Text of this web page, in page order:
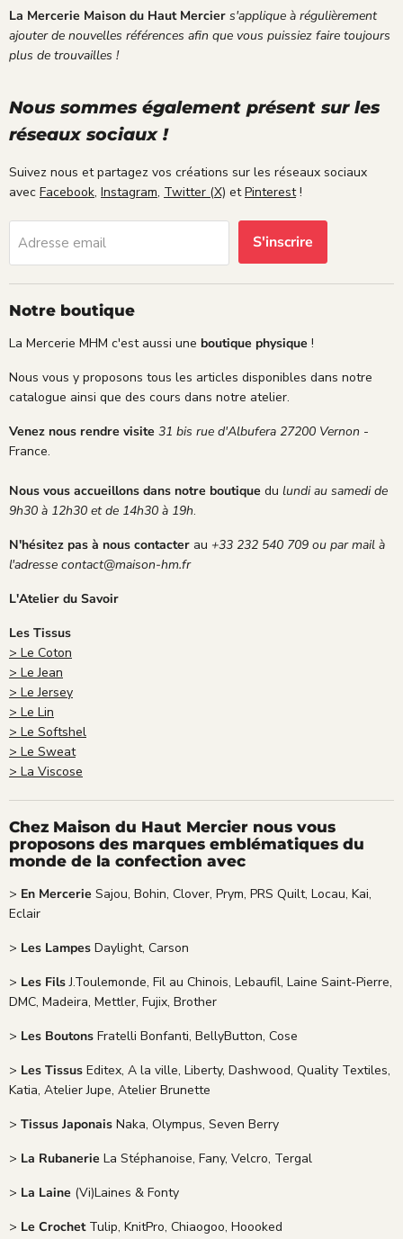
e
d
u
u
p
é
v
a
v
e
c
u
n
o
t
d
e
r
t
s
e
é
d
a
n
u
n
e
e
n
i
l
l
e
n
v
e
o
p
p
e
s
t
e
La Mercerie Maison du Haut Mercier s'applique à régulièrement
ajouter de nouvelles références afin que vous puissiez faire toujours
plus de trouvailles !
Nous sommes également présent sur les
réseaux sociaux !
Suivez nous et partagez vos créations sur les réseaux sociaux
avec Facebook, Instagram, Twitter (X) etPinterest!
Adresse email S'inscrire
Notre boutique
La Mercerie MHM c'est aussi une boutique physique !
Nous vous y proposons tous les articles disponibles dans notre
catalogue ainsi que des cours dans notre atelier.
Venez nous rendre visite 31 bis rue d'Albufera 27200 Vernon -
France.
Nous vous accueillons dans notre boutique du lundi au samedi de
9h30 à 12h30 et de 14h30 à 19h.
N'hésitez pas à nous contacter au +33 232 540 709 ou par mail à
l'adresse contact@maison-hm.fr
L'Atelier du Savoir
Les Tissus
> Le Coton
> Le Jean
> Le Jersey
> Le Lin
> Le Softshel
> Le Sweat
> La Viscose
Chez Maison du Haut Mercier nous vous
proposons des marques emblématiques du
monde de la confection avec
> En Mercerie Sajou, Bohin, Clover, Prym, PRS Quilt, Locau, Kai,
Eclair
> Les Lampes Daylight, Carson
> Les FilsJ.Toulemonde, Fil au Chinois, Lebaufil, Laine Saint-Pierre,
DMC, Madeira, Mettler, Fujix, Brother
> Les Boutons Fratelli Bonfanti, BellyButton, Cose
> Les Tissus Editex, A la ville, Liberty, Dashwood, Quality Textiles,
Katia, Atelier Jupe, Atelier Brunette
> Tissus Japonais Naka, Olympus, Seven Berry
> La Rubanerie La Stéphanoise, Fany, Velcro, Tergal
> La Laine (Vi)Laines & Fonty
> Le CrochetTulip, KnitPro, Chiaogoo, Hoooked